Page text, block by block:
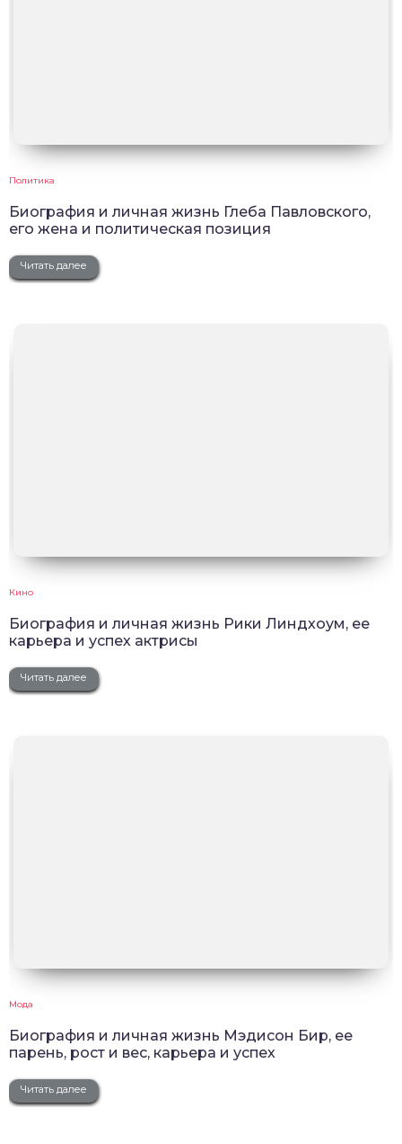
Политика
Биография и личная жизнь Глеба Павловского,
его жена и политическая позиция
Читать далее
Кино
Биография и личная жизнь Рики Линдхоум, ее
карьера и успех актрисы
Читать далее
Мода
Биография и личная жизнь Мэдисон Бир, ее
парень, рост и вес, карьера и успех
Читать далее